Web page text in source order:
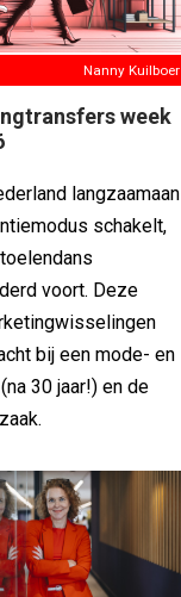
Nanny Kuilboer
week
langzaamaan
schakelt,
voort. Deze
bij een mode- en
30 jaar!) en de